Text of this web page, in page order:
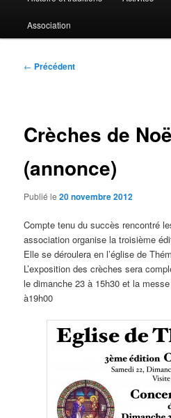
Association
Navigation
← Précédent
Crèches de
(annonce)
Publié le20 novembre 2012
Compte tenu du succès rencontré
association organise la troisième
Elle se déroulera en l’église de
L’exposition des crèches sera
le dimanche 23 à 15h30 et la
à19h00